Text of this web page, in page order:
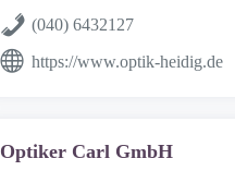
(040) 6432127
https://www.optik-heidig.de
Optiker Carl GmbH